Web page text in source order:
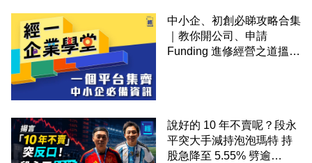
中小企、初創必睇攻略合集
｜教你開公司、申請
Funding 進修經營之道搵大
說好的 10 年不賣呢？段永
平突大手減持泡泡瑪特 持
股急降至 5.55% 劈逾